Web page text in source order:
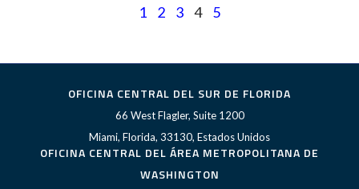
1 2 3 4 5
OFICINA CENTRAL DEL SUR DE FLORIDA
66 West Flagler, Suite 1200
Miami, Florida, 33130, Estados Unidos
OFICINA CENTRAL DEL ÁREA METROPOLITANA DE
WASHINGTON